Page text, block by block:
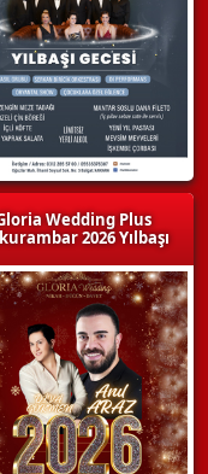
Wedding Plus
2026 Yılbaşı